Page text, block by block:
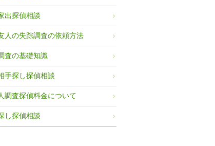
出探偵相談
人の失踪調査の依頼方法
査の基礎知識
手探し探偵相談
調査探偵料金について
し探偵相談